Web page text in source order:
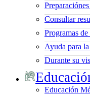
Consultar
Programas
Ayuda para
Durante su
Educación